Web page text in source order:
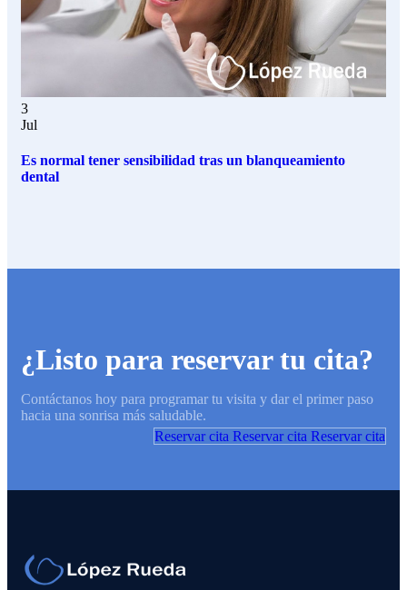
3
Jul
Es normal tener sensibilidad tras un blanqueamiento
dental
¿Listo para reservar tu cita?
Contáctanos hoy para programar tu visita y dar el primer paso
hacia una sonrisa más saludable.
Reservar cita Reservar cita Reservar cita